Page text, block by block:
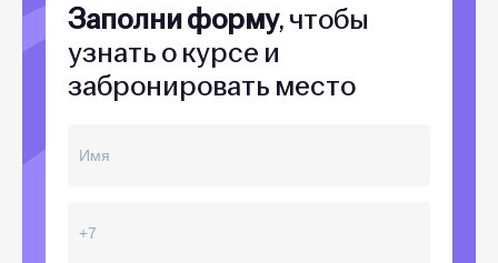
Заполни форму, чтобы
узнать о курсе и
забронировать место